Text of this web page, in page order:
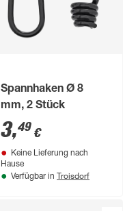
Spannhaken Ø 8
mm, 2 Stück
3,49 €
Keine Lieferung nach
Hause
Verfügbar in Troisdorf